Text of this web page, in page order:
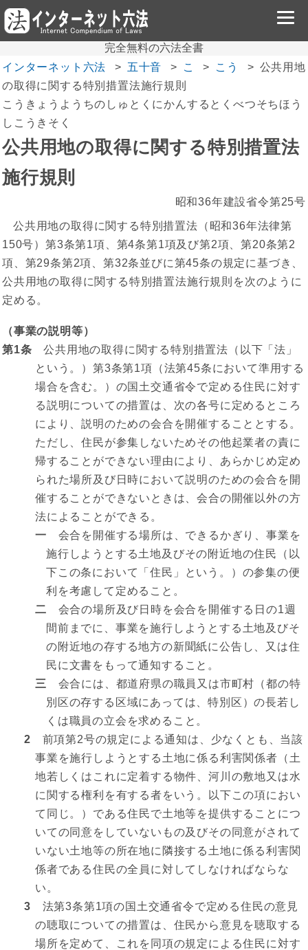
完全無料の六法全書
インターネット六法
五十音 こ こう
公共用地
の取得に関する特別措置法施行規則
こうきょうようちのしゅとくにかんするとくべつそちほう
しこうきそく
公共用地の取得に関する特別措置法
施行規則
昭和36年建設省令第25号
公共用地の取得に関する特別措置法（昭和36年法律第
150号）第3条第1項、第4条第1項及び第2項、第20条第2
項、第29条第2項、第32条並びに第45条の規定に基づき、
公共用地の取得に関する特別措置法施行規則を次のように
定める。
（事業の説明等）
第1条 公共用地の取得に関する特別措置法（以下「法」
という。）第3条第1項（法第45条において準用する
場合を含む。）の国土交通省令で定める住民に対す
る説明についての措置は、次の各号に定めるところ
により、説明のための会合を開催することとする。
ただし、住民が参集しないためその他起業者の責に
帰することができない理由により、あらかじめ定め
られた場所及び日時において説明のための会合を開
催することができないときは、会合の開催以外の方
法によることができる。
一 会合を開催する場所は、できるかぎり、事業を
施行しようとする土地及びその附近地の住民（以
下この条において「住民」という。）の参集の便
利を考慮して定めること。
二 会合の場所及び日時を会合を開催する日の1週
間前までに、事業を施行しようとする土地及びそ
の附近地の存する地方の新聞紙に公告し、又は住
民に文書をもって通知すること。
三
会合には、都道府県の職員又は市町村（都の特
別区の存する区域にあっては、特別区）の長若し
くは職員の立会を求めること。
2 前項第2号の規定による通知は、少なくとも、当該
事業を施行しようとする土地に係る利害関係者（土
地若しくはこれに定着する物件、河川の敷地又は水
に関する権利を有する者をいう。以下この項におい
て同じ。）である住民で土地等を提供することにつ
いての同意をしていないもの及びその同意がされて
いない土地等の所在地に隣接する土地に係る利害関
係者である住民の全員に対してしなければならな
い。
3 法第3条第1項の国土交通省令で定める住民の意見
の聴取についての措置は、住民から意見を聴取する
場所を定めて、これを同項の規定による住民に対す